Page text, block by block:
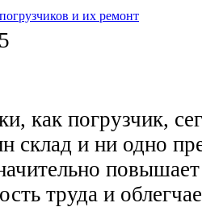
и их ремонт
как погрузчик,
склад и ни одно
повышает
труда и